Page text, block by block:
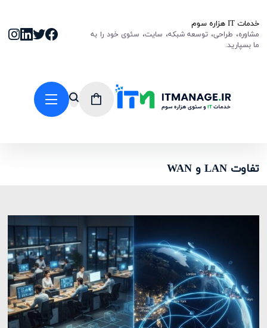
خدمات IT هزاره سوم
مشاوره، طراحی، توسعه شبکه، سایت، سئوی خود را به
ما بسپارید.
تفاوت LAN و WAN